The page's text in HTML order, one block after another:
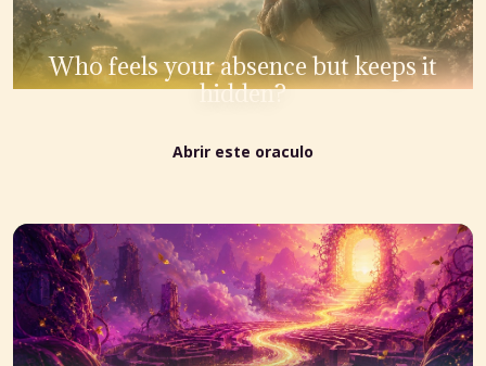
Who feels your absence but keeps it
hidden?
Abrir este oraculo